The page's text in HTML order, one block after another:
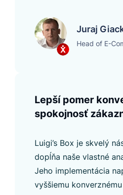
Juraj
Head of E-
Lepší pomer
spokojnosť
Luigi’s Box je skvelý
dopĺňa naše vlastné
Jeho implementácia
vyššiemu